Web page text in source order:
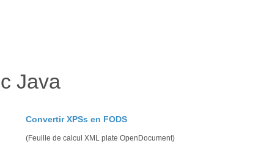
Java
Convertir XPSs en FODS
(Feuille de calcul XML plate OpenDocument)